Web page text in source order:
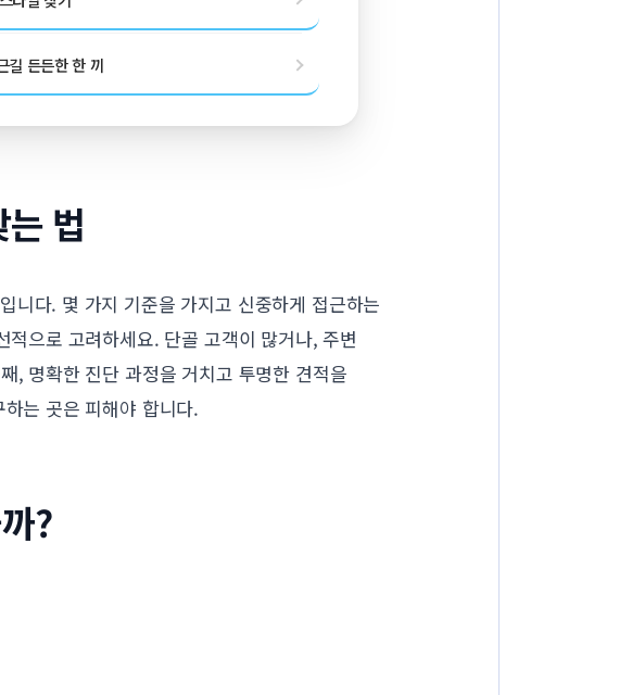
길 든든한 한 끼
법
니다. 몇 가지 기준을 가지고 신중하게 접근하는
으로 고려하세요. 단골 고객이 많거나, 주변
, 명확한 진단 과정을 거치고 투명한 견적을
는 곳은 피해야 합니다.
?